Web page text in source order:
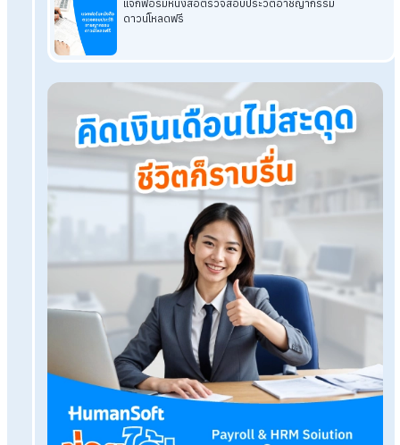
อ่านบทความที่เกี่ยวข้องเพิ่มเติม
ทำบัตรเครดิตใบแรก เลือกยังไงให้คุ้มค่าและตรงไลฟ์สไตล์ที่สุ
เดบิต Debit & เครดิต Credit กับการวางแผนการเงินสำหรับ
ธุรกิจ
แจก Template บัญชีรายรับรายจ่าย สำหรับผู้เริ่มต้นทำธุรกิจ
โปรแกรมเงินเดือน HumanSoft
ทดลองใช้ฟรี 30 วันครบทุกฟังก์ชัน
บริการขึ้นระบบ ฟรี ไม่มีค่าใช้จ่ายใดๆ ทั้งสิ้น ยกเลิกเมื่อไหร่ก็ได้
ทดลองใช้งานฟรี